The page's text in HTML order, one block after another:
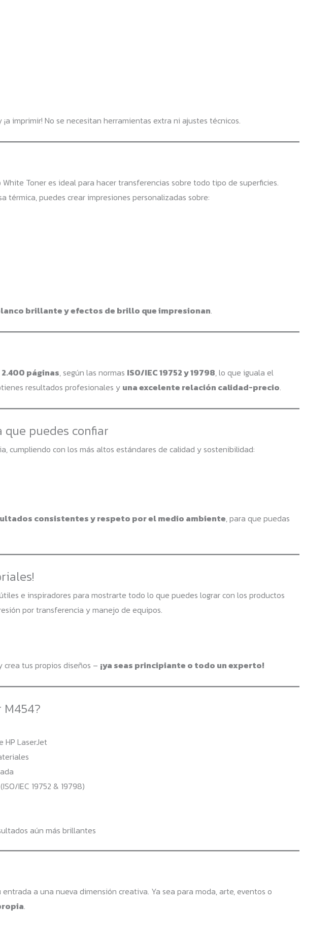
imprimir! No se necesitan herramientas extra ni ajustes técnicos.
White Toner es ideal para hacer transferencias sobre todo tipo de superficies.
térmica, puedes crear impresiones personalizadas sobre:
brillante y efectos de brillo que impresionan.
2.400 páginas, según las normas ISO/IEC 19752 y 19798, lo que iguala el
resultados profesionales y una excelente relación calidad-precio.
puedes confiar
cumpliendo con los más altos estándares de calidad y sostenibilidad:
consistentes y respeto por el medio ambiente, para que puedas
e inspiradores para mostrarte todo lo que puedes lograr con los productos
por transferencia y manejo de equipos.
crea tus propios diseños – ¡ya seas principiante o todo un experto!
HP LaserJet
IEC 19752 & 19798)
aún más brillantes
entrada a una nueva dimensión creativa. Ya sea para moda, arte, eventos o
.